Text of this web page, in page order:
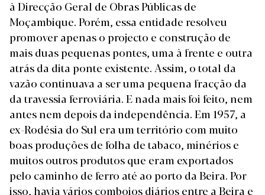
à Direcção Geral de Obras Públicas de
Moçambique. Porém, essa entidade resolveu
promover apenas o projecto e construção de
mais duas pequenas pontes, uma à frente e outra
atrás da dita ponte existente. Assim, o total da
vazão continuava a ser uma pequena fracção da
da travessia ferroviária. E nada mais foi feito, nem
antes nem depois da independência. Em 1957, a
ex-Rodésia do Sul era um território com muito
boas produções de folha de tabaco, minérios e
muitos outros produtos que eram exportados
pelo caminho de ferro até ao porto da Beira. Por
isso, havia vários comboios diários entre a Beira e